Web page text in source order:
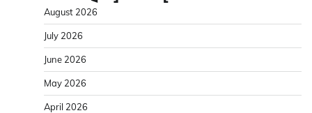
August 2026
July 2026
June 2026
May 2026
April 2026